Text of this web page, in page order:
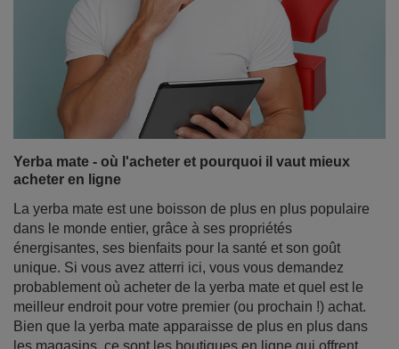
qui manque ! Du thé maté paraguayen classique et
intense aux mélanges d'herbes et de fruits aux saveurs
surprenantes, en passant par les variétés brésiliennes
délicates et légèrement sucrées. Mais comment s'y
retrouver lorsque l'on débute dans l'aventure du maté ?
La solution est simple : des échantillons de yerba mate
en sachets pratiques de 50 g. Ils sont parfaits pour
découvrir rapidement votre variante préférée.
En savoir plus